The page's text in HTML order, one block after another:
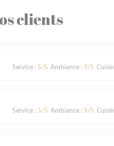
clients
Service: 5/5 Ambiance: 5/5
Service: 5/5 Ambiance: 5/5